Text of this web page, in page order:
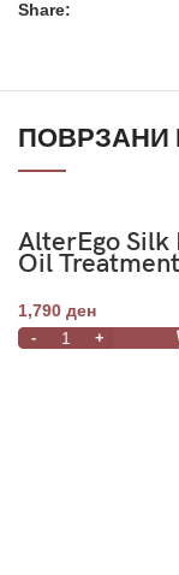
Share:
ПОВРЗАНИ
AlterEgo Silk
Oil
1,790 ден